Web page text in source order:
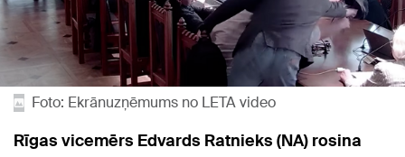
Foto: Ekrānuzņēmums no LETA video
Rīgas vicemērs Edvards Ratnieks (NA) rosina